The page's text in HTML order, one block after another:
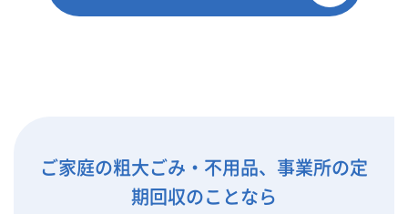
ご家庭の粗大ごみ・不用品、事業所の定
期回収のことなら